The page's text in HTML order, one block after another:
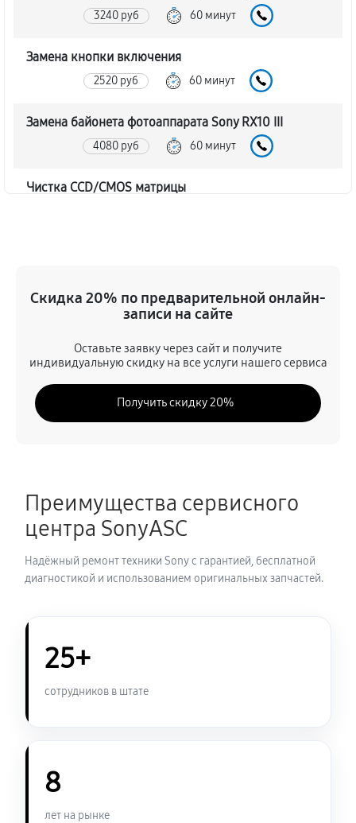
3240 руб 60 минут
Замена кнопки включения
2520 руб 60 минут
Замена байонета фотоаппарата Sony RX10 III
4080 руб 60 минут
Чистка CCD/CMOS матрицы
Замена платы отсека карты памяти
60 минут
Замена материнской платы
3960 руб 60 минут
Замена корпуса фотоаппарата Sony RX10 III
2640 руб
Замена контроллера питания
Замена дисплея (экрана)
Замена устройства стабилизации
Скидка 20% по предварительной онлайн-
записи на сайте
Оставьте заявку через сайт и получите
индивидуальную скидку на все услуги нашего сервиса
Получить скидку 20%
Преимущества сервисного
центра SonyASC
Надёжный ремонт техники Sony с гарантией, бесплатной
диагностикой и использованием оригинальных запчастей.
25+
сотрудников в штате
8
лет на рынке